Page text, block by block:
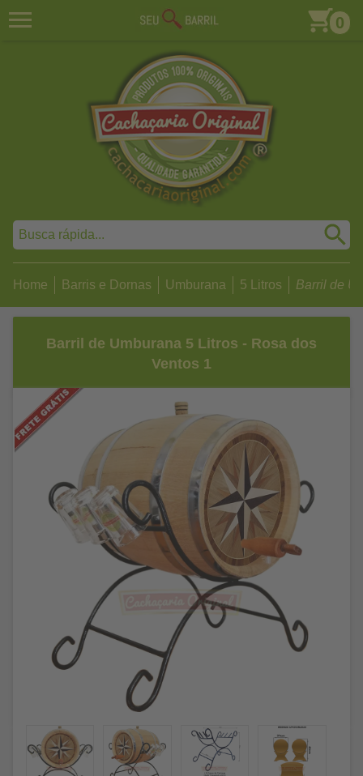
0
Home Barris e Dornas Umburana 5 Litros Barril de
Barril de Umburana 5 Litros - Rosa dos
Ventos 1